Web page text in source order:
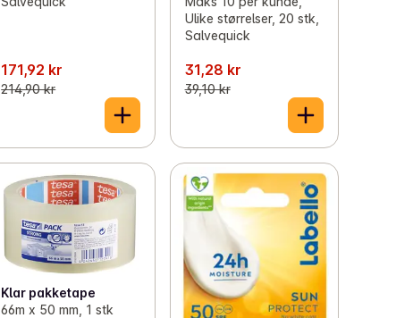
171,92 kr
214,90 kr
Ulike størrelser, 20 stk,
Salvequick
31,28 kr
39,10 kr
Klar pakketape
66m x 50 mm, 1 stk